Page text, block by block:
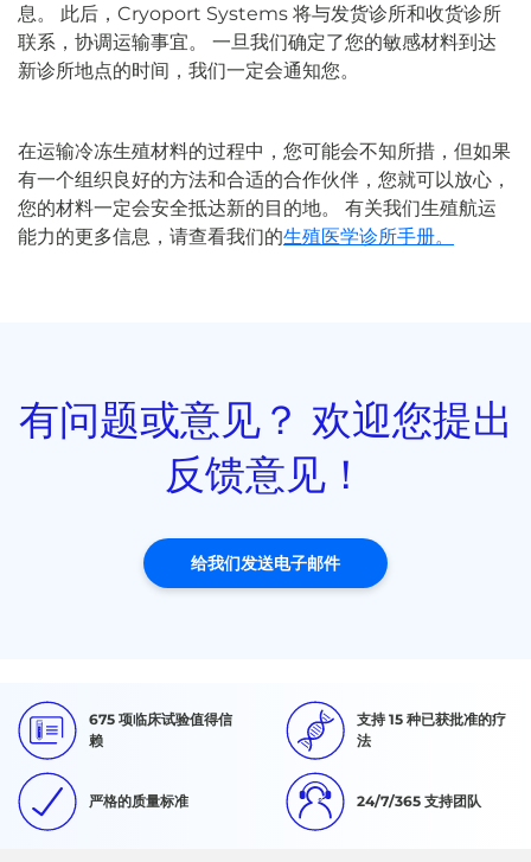
息。 此后，Cryoport Systems 将与发货诊所和收货诊所
联系，协调运输事宜。 一旦我们确定了您的敏感材料到达
新诊所地点的时间，我们一定会通知您。
在运输冷冻生殖材料的过程中，您可能会不知所措，但如果
有一个组织良好的方法和合适的合作伙伴，您就可以放心，
您的材料一定会安全抵达新的目的地。 有关我们生殖航运
能力的更多信息，请查看我们的生殖医学诊所手册。
有问题或意见？ 欢迎您提出
反馈意见！
给我们发送电子邮件
675 项临床试验值得信
赖
支持 15 种已获批准的疗
法
严格的质量标准 24/7/365 支持团队